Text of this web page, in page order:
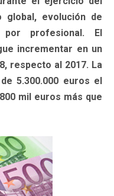
global, evolución de
por profesional. El
incrementar en un
respecto al 2017. La
5.300.000 euros el
mil euros más que